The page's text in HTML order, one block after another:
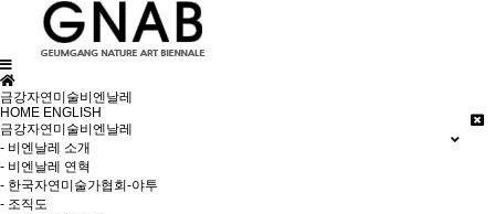
금강자연미술비엔날레
HOME ENGLISH
금강자연미술비엔날레
- 비엔날레 소개
- 비엔날레 연혁
- 한국자연미술가협회-야투
- 조직도